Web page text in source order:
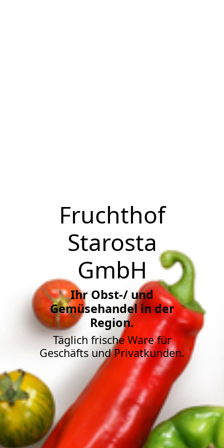
Fruchthof
Starosta
GmbH
Ihr Obst-/ und
Gemüsehandel in der
Region.
Täglich frische Ware für
Geschäfts und Privatkunden.